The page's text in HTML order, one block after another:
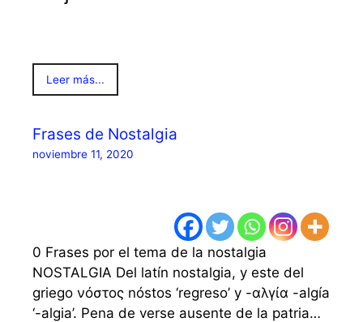
Leer más...
Frases de Nostalgia
noviembre 11, 2020
0 Frases por el tema de la nostalgia
NOSTALGIA Del latín nostalgia, y este del
griego νόστος nóstos ‘regreso’ y -αλγία -algía
‘-algia’. Pena de verse ausente de la patria…